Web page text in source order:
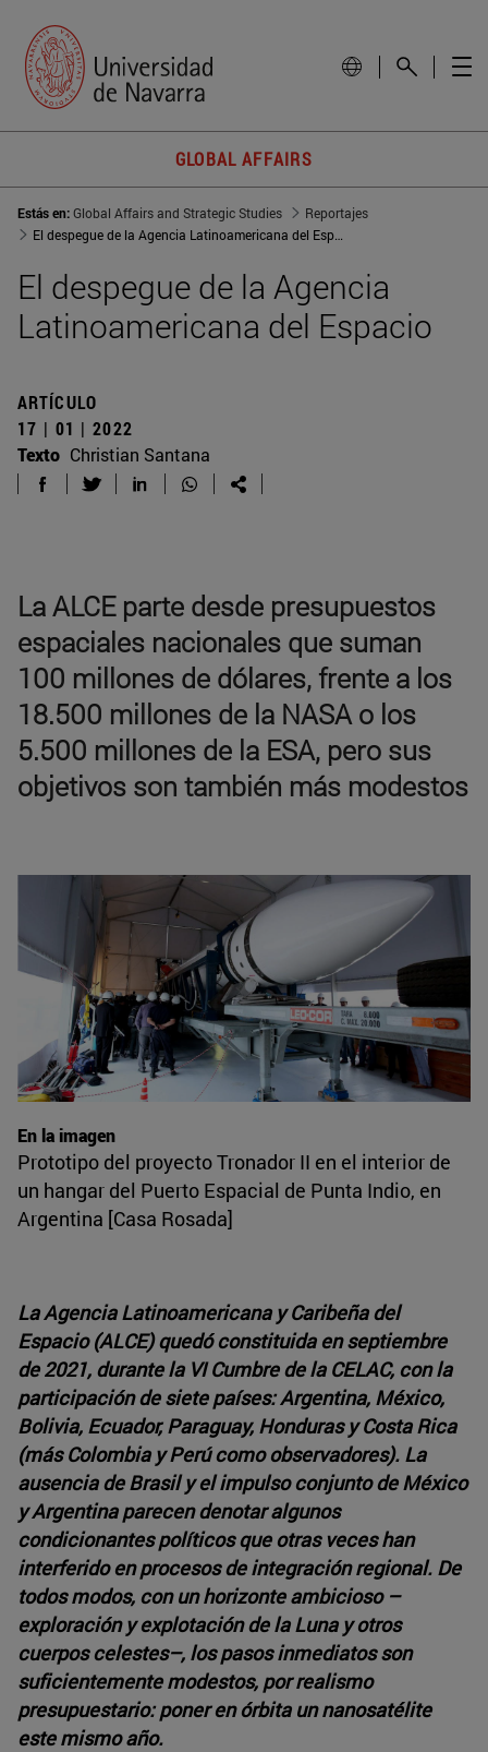
GLOBAL AFFAIRS
Estás en:Global Affairs and Strategic Studies
Reportajes
El despegue de la Agencia Latinoamericana del Espacio
El despegue de la Agencia
Latinoamericana del Espacio
ARTÍCULO
17 | 01 | 2022
Texto Christian Santana
La ALCE parte desde presupuestos
espaciales nacionales que suman
100 millones de dólares, frente a los
18.500 millones de la NASA o los
5.500 millones de la ESA, pero sus
objetivos son también más modestos
En la imagen
Prototipo del proyecto Tronador II en el interior de
un hangar del Puerto Espacial de Punta Indio, en
Argentina [Casa Rosada]
La Agencia Latinoamericana y Caribeña del
Espacio (ALCE) quedó constituida en septiembre
de 2021, durante la VI Cumbre de la CELAC, con la
participación de siete países: Argentina, México,
Bolivia, Ecuador, Paraguay, Honduras y Costa Rica
(más Colombia y Perú como observadores). La
ausencia de Brasil y el impulso conjunto de México
y Argentina parecen denotar algunos
condicionantes políticos que otras veces han
interferido en procesos de integración regional. De
todos modos, con un horizonte ambicioso –
exploración y explotación de la Luna y otros
cuerpos celestes–, los pasos inmediatos son
suficientemente modestos, por realismo
presupuestario: poner en órbita un nanosatélite
este mismo año.